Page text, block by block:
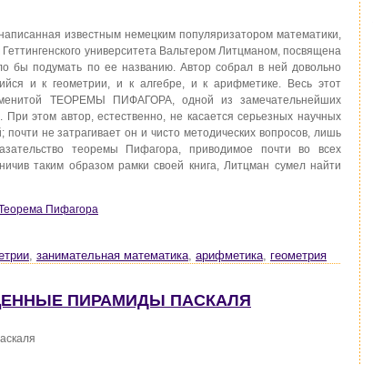
известным немецким популяризатором математики,
университета Вальтером Литцманом, посвящена
бы подумать по ее названию. Автор собрал в ней довольно
и к геометрии, и к алгебре, и к арифметике. Весь этот
ТЕОРЕМЫ ПИФАГОРА, одной из замечательнейших
При этом автор, естественно, не касается серьезных научных
не затрагивает он и чисто методических вопросов, лишь
теоремы Пифагора, приводимое почти во всех
таким образом рамки своей книга, Литцман сумел найти
Пифагора
занимательная математика арифметика геометрия
ПИРАМИДЫ ПАСКАЛЯ